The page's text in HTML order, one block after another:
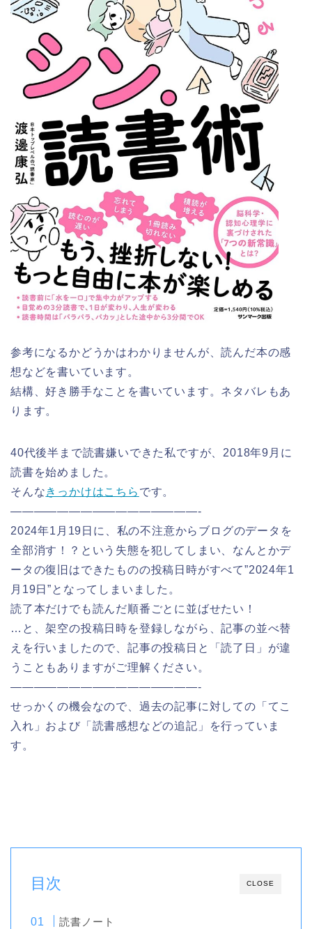
参考になるかどうかはわかりませんが、読んだ本の感
想などを書いています。
結構、好き勝手なことを書いています。ネタバレもあ
ります。
40代後半まで読書嫌いできた私ですが、2018年9月に
読書を始めました。
そんなきっかけはこちら です。
————————————————-
2024年1月19日に、私の不注意からブログのデータを
全部消す！？という失態を犯してしまい、なんとかデ
ータの復旧はできたものの投稿日時がすべて”2024年1
月19日”となってしまいました。
読了本だけでも読んだ順番ごとに並ばせたい！
…と、架空の投稿日時を登録しながら、記事の並べ替
えを行いましたので、記事の投稿日と「読了日」が違
うこともありますがご理解ください。
————————————————-
せっかくの機会なので、過去の記事に対しての「てこ
入れ」および「読書感想などの追記」を行っていま
す。
CLOSE
目次
読書ノート